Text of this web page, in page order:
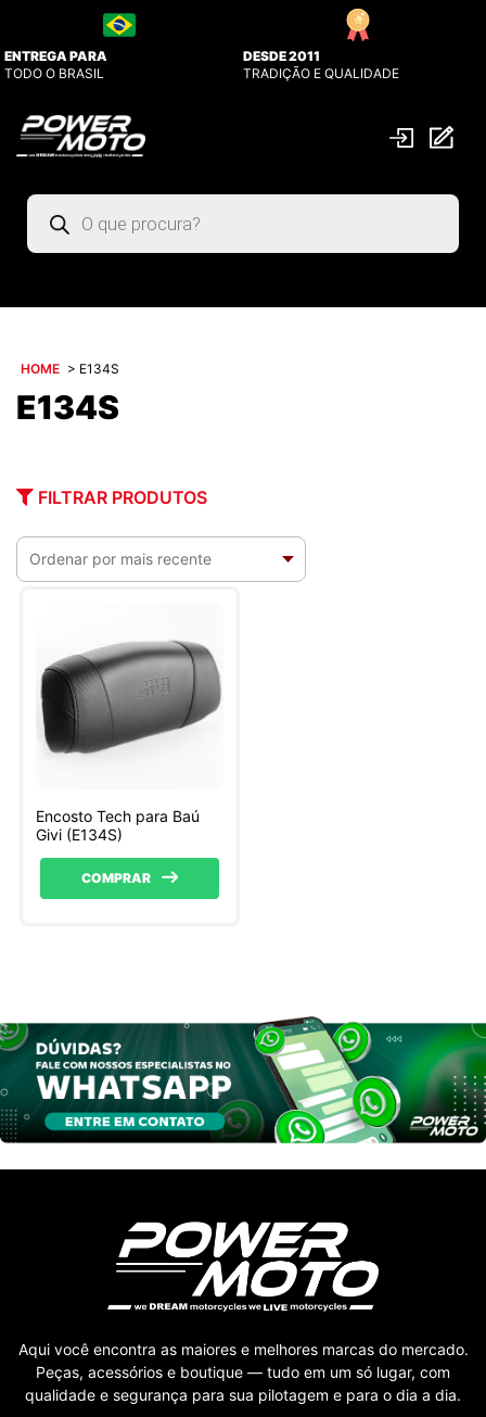
ENTREGA PARA
TODO O BRASIL
DESDE 2011
TRADIÇÃO E QUALIDADE
Pesquisar
produtos
HOME > E134S
E134S
FILTRAR PRODUTOS
Encosto Tech para Baú
Givi (E134S)
COMPRAR
Aqui você encontra as maiores e melhores marcas do mercado.
Peças, acessórios e boutique — tudo em um só lugar, com
qualidade e segurança para sua pilotagem e para o dia a dia.